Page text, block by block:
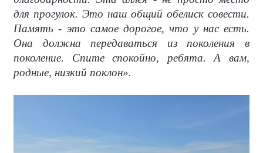
для прогулок. Это наш общий обелиск совести.
Память - это самое дорогое, что у нас есть.
Она должна передаваться из поколения в
поколение. Спите спокойно, ребята. А вам,
родные, низкий поклон».